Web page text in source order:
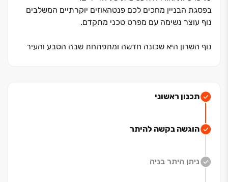
בפסגת הבניין מחכים לכם פנטהאוזים יוקרתיים המשלבים
נוף עוצר נשימה עם מפרט טכני מתקדם.
נוף השרון היא שכונה חדשה ומתפתחת שבה הטבע והעיר
שלווה ורוגע בלב אזור המגורים.
מרכזית לתושבים.
חדשנות אורגנית עם טבע ונוף מרהיב בקהילה צומחת
ואיכותית. וגישה נוחה לצירי תנועה מרכזיים
תכנון ראשוני
הוגשה בקשה להיתר
ניתן היתר בניה